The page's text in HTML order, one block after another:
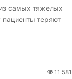
самых тяжелых
теряют
11 581